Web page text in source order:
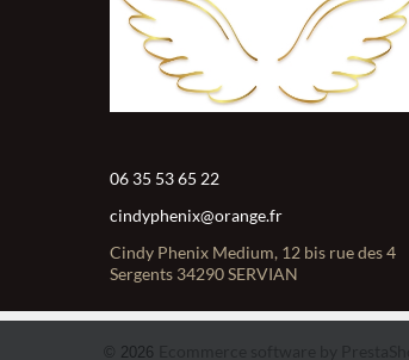
06 35 53 65 22
cindyphenix@orange.fr
Cindy Phenix Medium, 12 bis rue des 4
Sergents 34290 SERVIAN
© 2026